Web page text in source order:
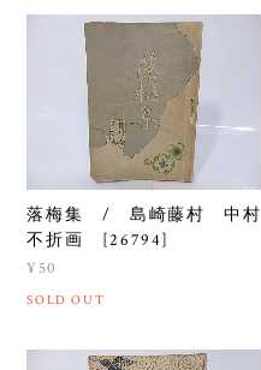
落梅集 / 島崎藤村 中村
不折画 [26794]
¥50
SOLD OUT